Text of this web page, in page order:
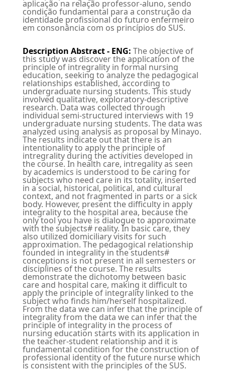
aplicação na relação professor-aluno, sendo
condição fundamental para a construção da
identidade profissional do futuro enfermeiro
em consonância com os princípios do SUS.
Description Abstract - ENG: The objective of
this study was discover the application of the
principle of intregrality in formal nursing
education, seeking to analyze the pedagogical
relationships established, according to
undergraduate nursing students. This study
involved qualitative, exploratory-descriptive
research. Data was collected through
individual semi-structured interviews with 19
undergraduate nursing students. The data was
analyzed using analysis as proposal by Minayo.
The results indicate out that there is an
intentionality to apply the principle of
intregrality during the activities developed in
the course. In health care, intregality as seen
by academics is understood to be caring for
subjects who need care in its totality, inserted
in a social, historical, political, and cultural
context, and not fragmented in parts or a sick
body. However, present the difficulty in apply
integrality to the hospital area, because the
only tool you have is dialogue to approximate
with the subjects# reality. In basic care, they
also utilized domiciliary visits for such
approximation. The pedagogical relationship
founded in integrality in the students#
conceptions is not present in all semesters or
disciplines of the course. The results
demonstrate the dichotomy between basic
care and hospital care, making it difficult to
apply the principle of integrality linked to the
subject who finds him/herself hospitalized.
From the data we can infer that the principle of
integrality from the data we can infer that the
principle of integrality in the process of
nursing education starts with its application in
the teacher-student relationship and it is
fundamental condition for the construction of
professional identity of the future nurse which
is consistent with the principles of the SUS.